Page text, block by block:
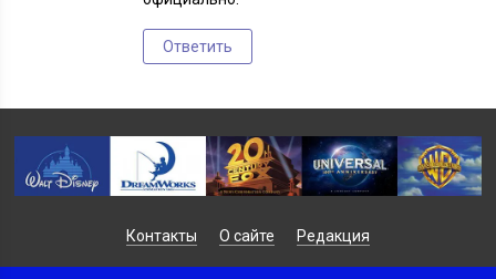
Ответить
Контакты О сайте Редакция